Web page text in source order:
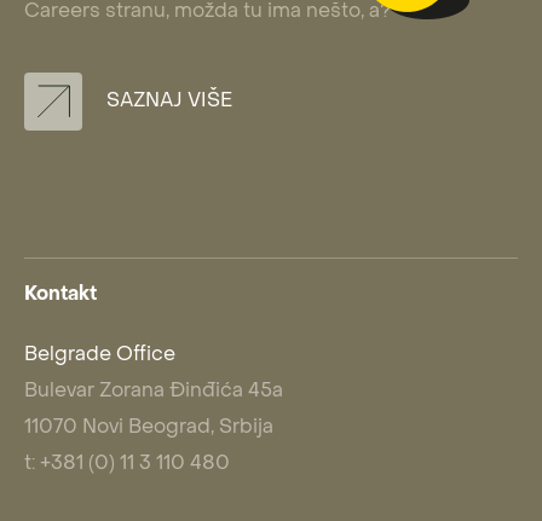
Careers stranu, možda tu ima nešto, a?
SAZNAJ VIŠE
Kontakt
Belgrade Office
Bulevar Zorana Đinđića 45a
11070 Novi Beograd, Srbija
t: +381 (0) 11 3 110 480